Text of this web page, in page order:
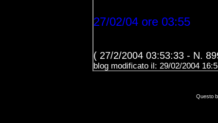
27/02/04 ore 03:55
( 27/2/2004 03:53:33 - N.
blog modificato il: 29/02/2004
Questo